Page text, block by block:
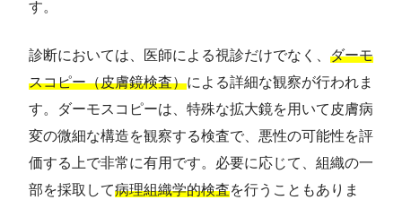
す。
診断においては、医師による視診だけでなく、 ダーモ
スコピー（皮膚鏡検査）による詳細な観察が行われま
す。ダーモスコピーは、特殊な拡大鏡を用いて皮膚病
変の微細な構造を観察する検査で、悪性の可能性を評
価する上で非常に有用です。必要に応じて、組織の一
部を採取して病理組織学的検査を行うこともありま